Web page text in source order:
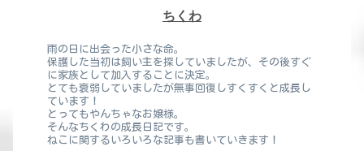
ちくわ
雨の日に出会った小さな命。
保護した当初は飼い主を探していましたが、その後すぐ
に家族として加入することに決定。
とても衰弱していましたが無事回復しすくすくと成長し
ています！
とってもやんちゃなお嬢様。
そんなちくわの成長日記です。
ねこに関するいろいろな記事も書いていきます！